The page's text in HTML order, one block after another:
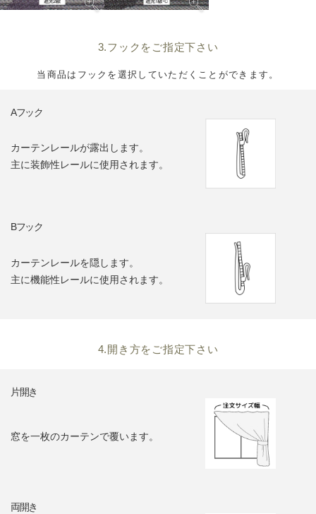
3.フックをご指定下さい
当商品はフックを選択していただくことができます。
Aフック
カーテンレールが露出します。
主に装飾性レールに使用されます。
Bフック
カーテンレールを隠します。
主に機能性レールに使用されます。
4.開き方をご指定下さい
片開き
窓を一枚のカーテンで覆います。
両開き